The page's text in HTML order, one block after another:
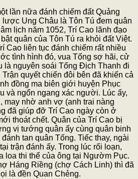
lần nữa đánh chiếm đất Quảng
Ung Châu là Tôn Tú đem quân
lịch năm 1052, Trí Cao lãnh đạo
quân của Tôn Tú ra khỏi đất Việt.
Cao liên tục đánh chiếm rất nhiều
tình hình đó, vua Tống sợ hãi, cử
là nguyên soái Tống Địch Thanh đi
quyết chiến đôi bên đã khiến cả
đồng ma biên giới huyện Phục
và ngổn ngang xác người. Lúc ấy,
may nhờ anh vợ (anh trai nàng
đã giúp đỡ Trí Cao ngày còn ở
thoát chết. Quân của Trí Cao bị
vị tướng quân ấy cùng quân binh
tan quân Tống. Tiếc thay, ngài
trận đánh ấy. Trong lúc rối loạn,
loa thi thể của ông tại Ngườm Pục.
Háng Riềng (chợ Cách Linh) thì đã
là đền Quan Chẻng.